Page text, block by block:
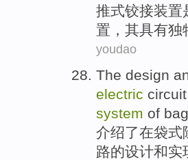
推式铰接装置
置， 其具有独
youdao
The design
electric circuit
system of
介绍了在袋式
路的设计和实